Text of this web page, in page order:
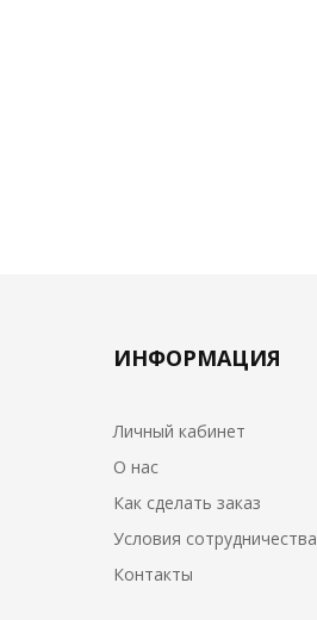
ИНФОРМАЦИЯ
Личный кабинет
О нас
Как сделать заказ
Условия сотрудничества
Контакты